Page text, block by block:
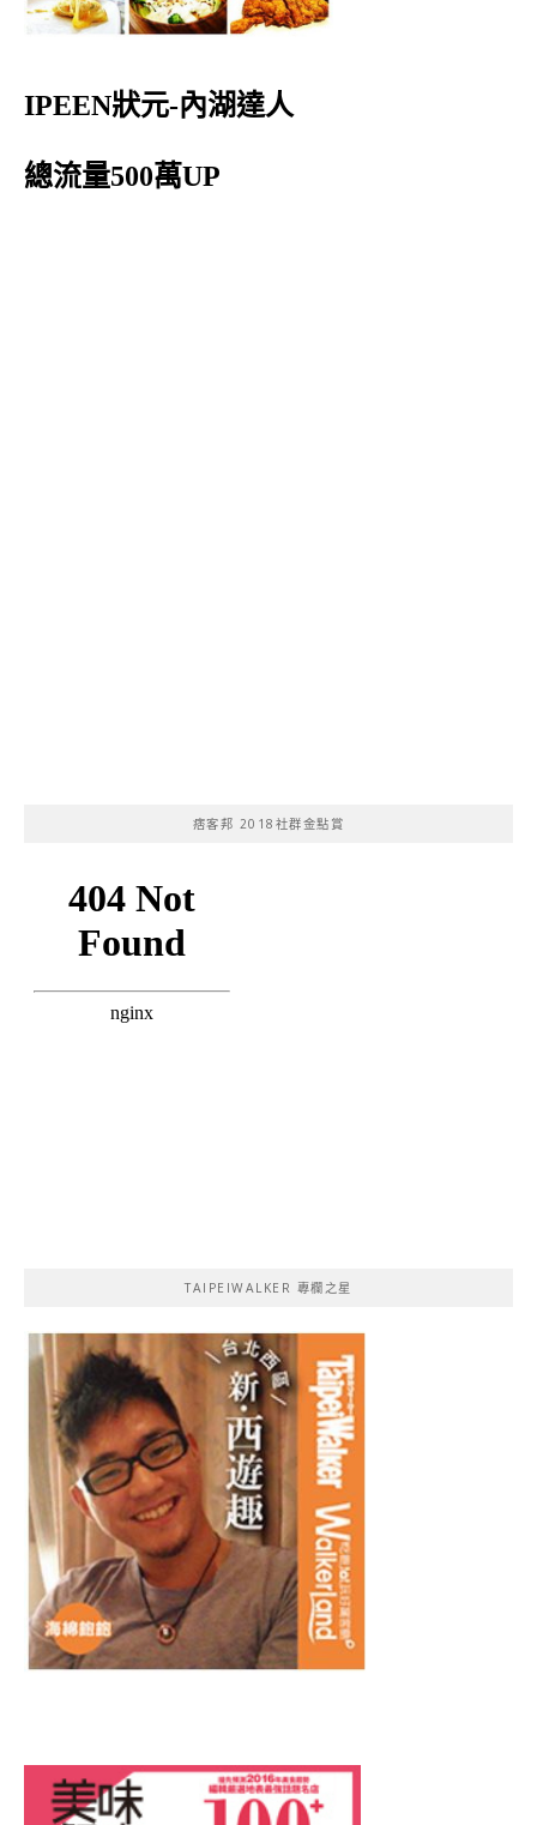
IPEEN狀元-內湖達人
總流量500萬UP
痞客邦 2018社群金點賞
TAIPEIWALKER 專欄之星